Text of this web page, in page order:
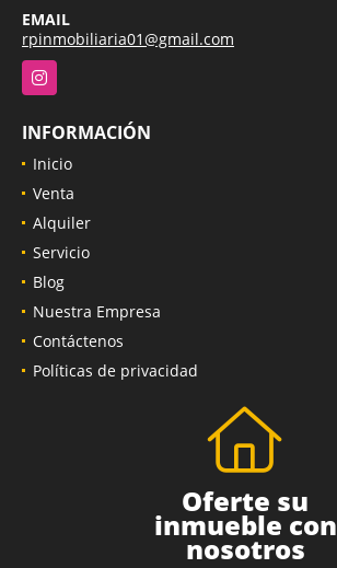
EMAIL
rpinmobiliaria01@gmail.com
Instagram
INFORMACIÓN
Inicio
Venta
Alquiler
Servicio
Blog
Nuestra Empresa
Contáctenos
Políticas de privacidad
Oferte su
inmueble con
nosotros